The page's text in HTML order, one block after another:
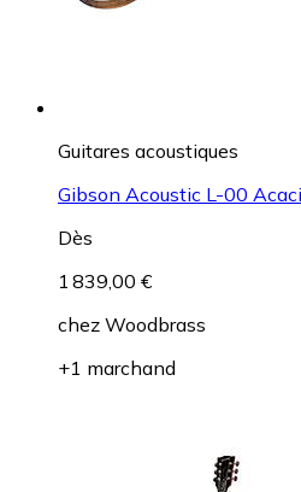
Guitares acoustiques
Gibson Acoustic L-00
Dès
1 839,00 €
chez Woodbrass
+1 marchand